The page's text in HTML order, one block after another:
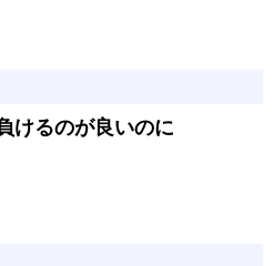
けるのが良いのに